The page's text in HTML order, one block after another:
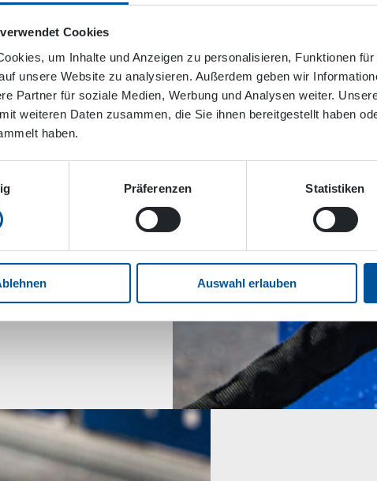
Cookies
um Inhalte und Anzeigen zu personalisieren, Funktionen
unsere Website zu analysieren. Außerdem geben wir
Partner für soziale Medien, Werbung und Analysen weiter.
weiteren Daten zusammen, die Sie ihnen bereitgestellt haben
haben.
Präferenzen Statistiken
Auswahl erlauben
Elektrizität
unsere
Fachwissen
nahtlosen